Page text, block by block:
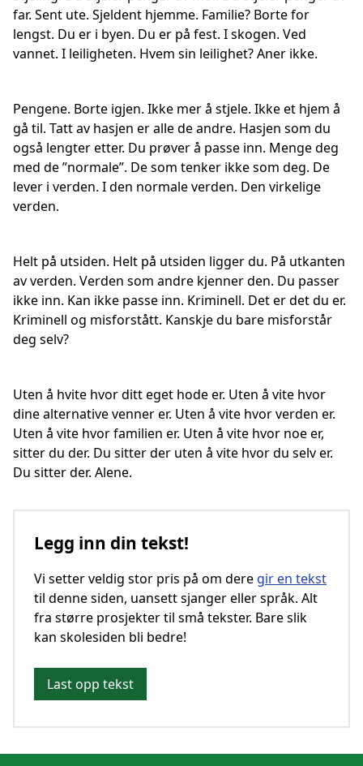
far. Sent ute. Sjeldent hjemme. Familie? Borte for
lengst. Du er i byen. Du er på fest. I skogen. Ved
vannet. I leiligheten. Hvem sin leilighet? Aner ikke.
Pengene. Borte igjen. Ikke mer å stjele. Ikke et hjem å
gå til. Tatt av hasjen er alle de andre. Hasjen som du
også lengter etter. Du prøver å passe inn. Menge deg
med de ”normale”. De som tenker ikke som deg. De
lever i verden. I den normale verden. Den virkelige
verden.
Helt på utsiden. Helt på utsiden ligger du. På utkanten
av verden. Verden som andre kjenner den. Du passer
ikke inn. Kan ikke passe inn. Kriminell. Det er det du er.
Kriminell og misforstått. Kanskje du bare misforstår
deg selv?
Uten å hvite hvor ditt eget hode er. Uten å vite hvor
dine alternative venner er. Uten å vite hvor verden er.
Uten å vite hvor familien er. Uten å vite hvor noe er,
sitter du der. Du sitter der uten å vite hvor du selv er.
Du sitter der. Alene.
Legg inn din tekst!
Vi setter veldig stor pris på om dere gir en tekst
til denne siden, uansett sjanger eller språk. Alt
fra større prosjekter til små tekster. Bare slik
kan skolesiden bli bedre!
Last opp tekst